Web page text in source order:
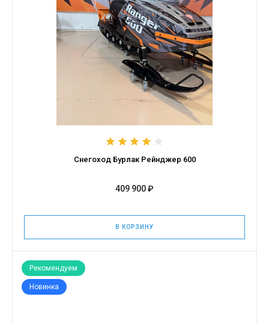
Снегоход Бурлак Рейнджер 600
409 900 ₽
В КОРЗИНУ
Рекомендуем
Новинка